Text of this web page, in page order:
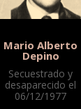
Mario Alberto
Depino
Secuestrado y
desaparecido el
06/12/1977